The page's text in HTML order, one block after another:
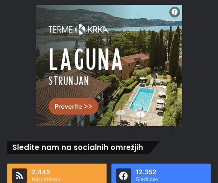
Sledite nam na socialnih omrežjih
2.445
Naročnikov
12.352
Sledilcev